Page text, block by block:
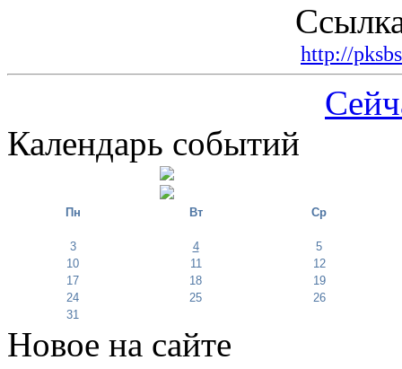
http://
Календарь событий
Пн Вт Ср
3 4
5
10
11
12
17
18
19
24
25
26
31
Новое на сайте